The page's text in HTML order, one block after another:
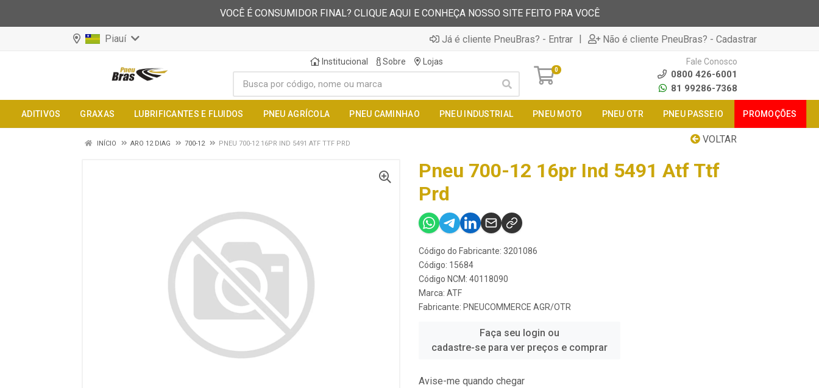
VOCÊ É CONSUMIDOR FINAL? CLIQUE AQUI E CONHEÇA NOSSO SITE FEITO PRA VOCÊ
Piauí Já é cliente PneuBras? - Entrar | Não é cliente PneuBras? - Cadastrar
Institucional Sobre Lojas
0
Fale Conosco
0800 426-6001
81 99286-7368
ADITIVOS GRAXAS LUBRIFICANTES E FLUIDOS PNEU AGRÍCOLA PNEU CAMINHAO PNEU INDUSTRIAL PNEU MOTO PNEU OTR PNEU PASSEIO PROMOÇÕES
VOLTAR
INÍCIO ARO 12 DIAG 700-12 PNEU 700-12 16PR IND 5491 ATF TTF PRD
Pneu 700-12 16pr Ind 5491 Atf Ttf
Prd
Código do Fabricante: 3201086
Código: 15684
Código NCM: 40118090
Marca: ATF
Fabricante: PNEUCOMMERCE AGR/OTR
Faça seu login ou
cadastre-se para ver preços e comprar
Avise-me quando chegar